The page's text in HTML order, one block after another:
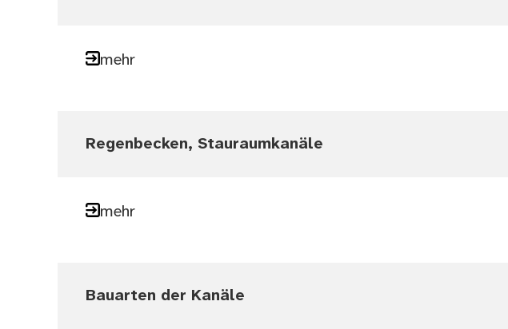
mehr
Regenbecken, Stauraumkanäle
mehr
Bauarten der Kanäle